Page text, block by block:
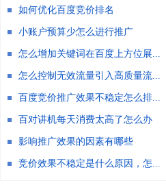
如何优化百度竞价排名
小账户预算少怎么进行推广
怎么增加关键词在百度上方位展...
怎么控制无效流量引入高质量流...
百度竞价推广效果不稳定怎么排...
百对讲机每天消费太高了怎么办
影响推广效果的因素有哪些
竞价效果不稳定是什么原因，怎...